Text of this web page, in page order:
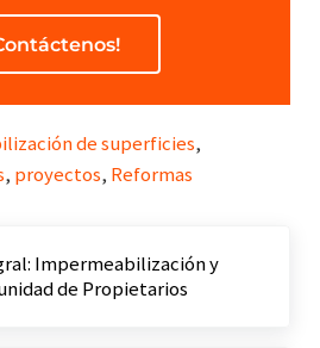
de superficies,
, proyectos, Reformas
Impermeabilización y
de Propietarios